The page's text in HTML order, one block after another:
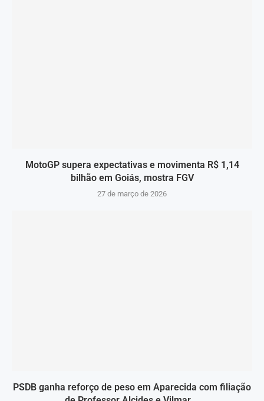
MotoGP supera expectativas e movimenta R$ 1,14
bilhão em Goiás, mostra FGV
27 de março de 2026
PSDB ganha reforço de peso em Aparecida com filiação